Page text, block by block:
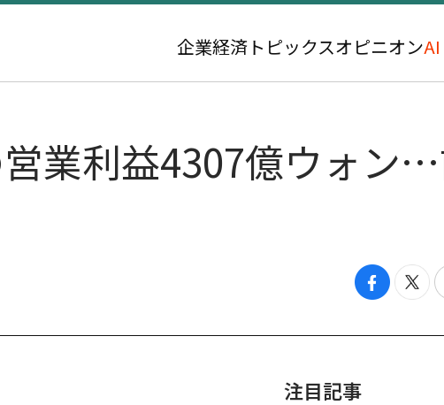
企業経済 トピックスオピニオン
業利益4307億ウォン
注目記事